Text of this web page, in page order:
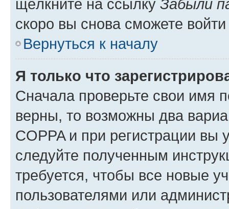
щёлкните на ссылку Забыли
скоро вы снова сможете
Вернуться к началу
Я только что
Сначала проверьте свои имя
верны, то возможны два
COPPA и при регистрации вы
следуйте полученным
требуется, чтобы все новые
пользователями или